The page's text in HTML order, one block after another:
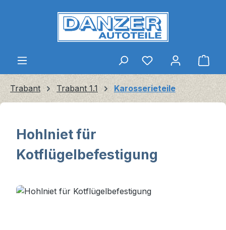
Zum Hauptinhalt springen
Trabant Trabant 1.1 Karosserieteile
Hohlniet für
Kotflügelbefestigung
Bildergalerie überspringen